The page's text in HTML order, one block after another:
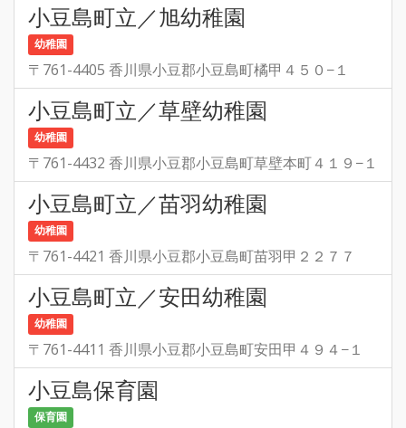
小豆島町立／旭幼稚園
幼稚園
〒761-4405 香川県小豆郡小豆島町橘甲４５０−１
小豆島町立／草壁幼稚園
幼稚園
〒761-4432 香川県小豆郡小豆島町草壁本町４１９−１
小豆島町立／苗羽幼稚園
幼稚園
〒761-4421 香川県小豆郡小豆島町苗羽甲２２７７
小豆島町立／安田幼稚園
幼稚園
〒761-4411 香川県小豆郡小豆島町安田甲４９４−１
小豆島保育園
保育園